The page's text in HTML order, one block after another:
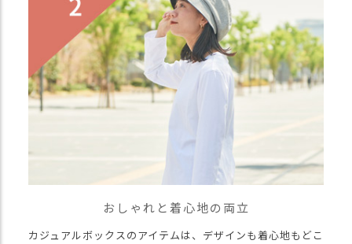
おしゃれと着心地の両立
カジュアルボックスのアイテムは、デザインも着心地もどこ